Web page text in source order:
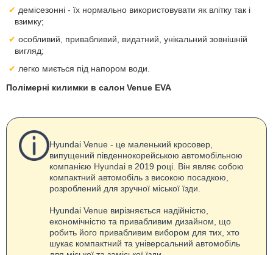
демісезонні - їх нормально використовувати як влітку так і
взимку;
особливий, привабливий, видатний, унікальний зовнішній
вигляд;
легко миється під напором води.
Полімерні килимки в салон Venue EVA
Hyundai Venue - це маленький кросовер,
випущений південнокорейською автомобільною
компанією Hyundai в 2019 році. Він являє собою
компактний автомобіль з високою посадкою,
розроблений для зручної міської їзди.
Hyundai Venue вирізняється надійністю,
економічністю та привабливим дизайном, що
робить його привабливим вибором для тих, хто
шукає компактний та універсальний автомобіль